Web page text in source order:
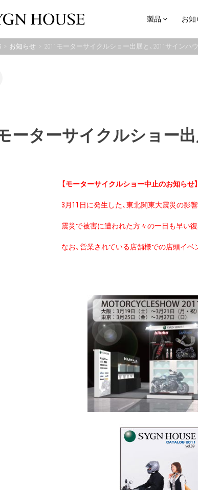
製品 お知
お知らせ 2011モーターサイクルショー出展と、2011サインハ
ーターサイクルショー
【モーターサイクルショー中止のお知らせ】
3月11日に発生した、東北関東大震災の影
震災で被害に遭われた方々の一日も早い
なお、営業されている店舗様での店頭イ